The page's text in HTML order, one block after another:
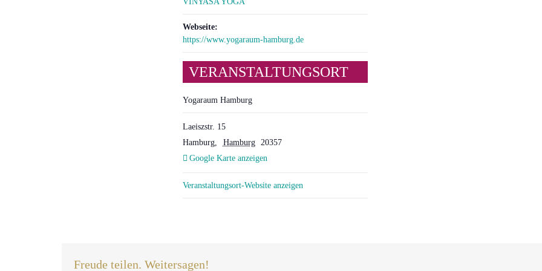
Webseite:
https://www.yogaraum-hamburg.de
VERANSTALTUNGSORT
Yogaraum Hamburg
Laeiszstr. 15
Hamburg, Hamburg
20357
Google Karte anzeigen
Veranstaltungsort-Website anzeigen
Freude teilen. Weitersagen!